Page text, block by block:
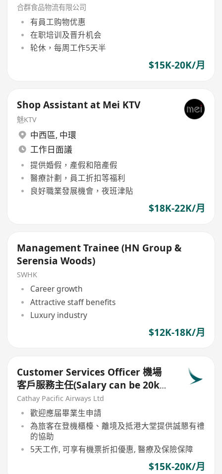
合群食品物流有限公司
有員工购物优惠
在职培训及晋升机会
轮休，每周工作5天半
$15K-20K/月
Shop Assistant at Mei KTV
魅KTV
中西區, 中環
工作日面議
提供婚假，產假和陪產假
醫療計劃，員工折扣等福利
良好職業發展機會，夜班津貼
$18K-22K/月
Management Trainee (HN Group &
Serensia Woods)
SWHK
Career growth
Attractive staff benefits
Luxury industry
$12K-18K/月
Customer Services Officer 機場
客戶服務主任(Salary can be 20k
or up, including allowance)
Cathay Pacific Airways Ltd
歡迎應届畢業生申請
為旅客在登機櫃檯、離境及抵港大堂提供誠懇有禮
的協助
5天工作, 可享有機票折扣優惠, 醫療及保險保障
$15K-20K/月